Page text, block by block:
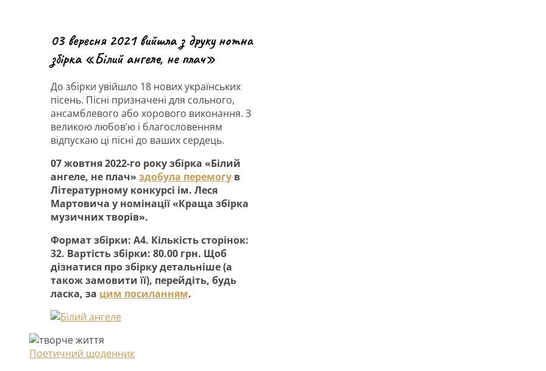
03 вересня 2021 вийшла з друку нотна
збірка «Білий ангеле, не плач»
До збірки увійшло 18 нових українських
пісень. Пісні призначені для сольного,
ансамблевого або хорового виконання. З
великою любов’ю і благословенням
відпускаю ці пісні до ваших сердець.
07 жовтня 2022-го року збірка «Білий
ангеле, не плач» здобула перемогу в
Літературному конкурсі ім. Леся
Мартовича у номінації «Краща збірка
музичних творів».
Формат збірки: А4. Кількість сторінок:
32. Вартість збірки: 80.00 грн. Щоб
дізнатися про збірку детальніше (а
також замовити її), перейдіть, будь
ласка, за цим посиланням.
Поетичний щоденник